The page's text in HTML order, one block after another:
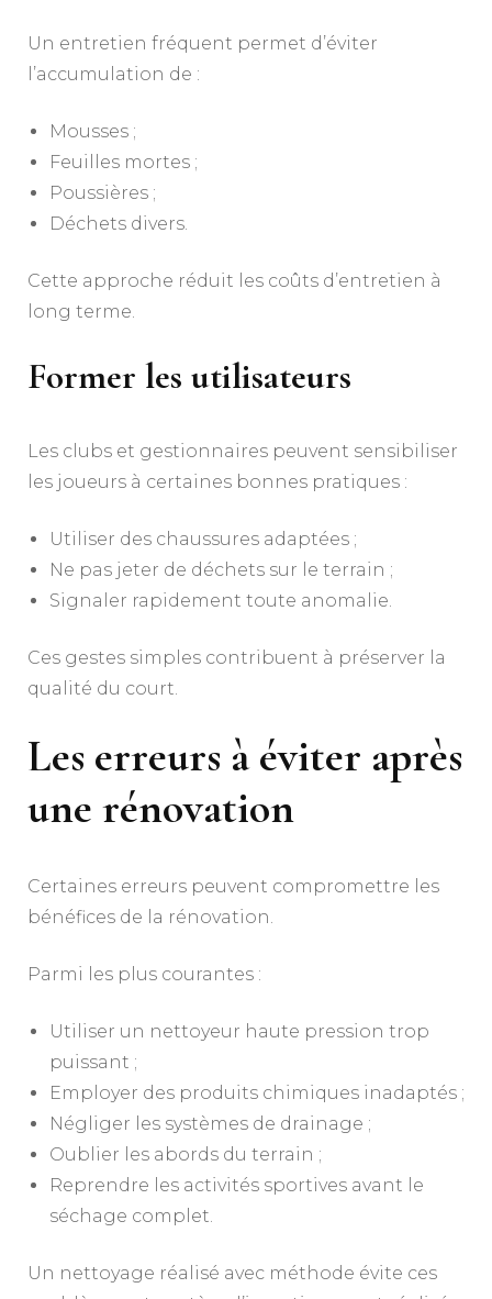
Un entretien fréquent permet d’éviter
l’accumulation de :
Mousses ;
Feuilles mortes ;
Poussières ;
Déchets divers.
Cette approche réduit les coûts d’entretien à
long terme.
Former les utilisateurs
Les clubs et gestionnaires peuvent sensibiliser
les joueurs à certaines bonnes pratiques :
Utiliser des chaussures adaptées ;
Ne pas jeter de déchets sur le terrain ;
Signaler rapidement toute anomalie.
Ces gestes simples contribuent à préserver la
qualité du court.
Les erreurs à éviter après
une rénovation
Certaines erreurs peuvent compromettre les
bénéfices de la rénovation.
Parmi les plus courantes :
Utiliser un nettoyeur haute pression trop
puissant ;
Employer des produits chimiques inadaptés ;
Négliger les systèmes de drainage ;
Oublier les abords du terrain ;
Reprendre les activités sportives avant le
séchage complet.
Un nettoyage réalisé avec méthode évite ces